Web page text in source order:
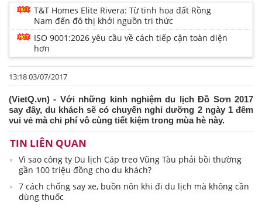
T&T Homes Elite Rivera: Từ tinh hoa đất Rồng
Nam đến đô thị khởi nguồn tri thức
ISO 9001:2026 yêu cầu về cách tiếp cận toàn diện
hơn
13:18 03/07/2017
(VietQ.vn) - Với những kinh nghiệm du lịch Đồ Sơn 2017
say đây, du khách sẽ có chuyến nghỉ dưỡng 2 ngày 1 đêm
vui vẻ mà chi phí vô cùng tiết kiệm trong mùa hè này.
TIN LIÊN QUAN
Vì sao công ty Du lịch Cáp treo Vũng Tàu phải bồi thường
gần 100 triệu đồng cho du khách?
7 cách chống say xe, buồn nôn khi đi du lịch mà không cần
dùng thuốc